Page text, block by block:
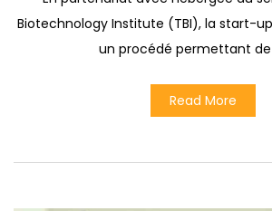
Biotechnology Institute (TBI), la start-
un procédé permettant
Read More